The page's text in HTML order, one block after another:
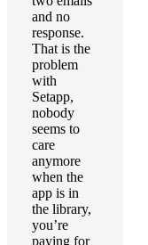
and no
response.
That is the
problem
with
Setapp,
nobody
seems to
care
anymore
when the
app is in
the library,
you’re
paying for